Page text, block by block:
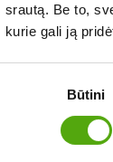
srautą. Be to,
kurie gali ją
Būtini